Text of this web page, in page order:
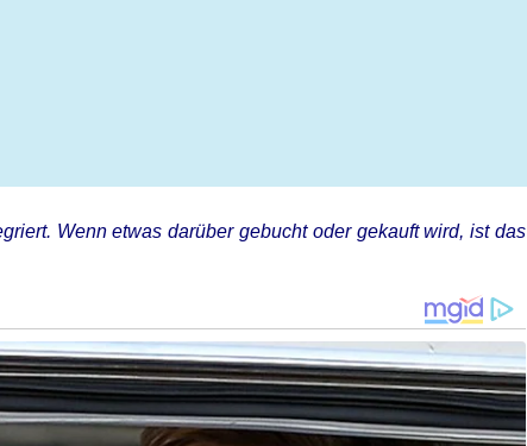
Wenn etwas darüber gebucht oder gekauft wird, ist das